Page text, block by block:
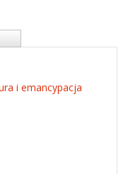
i emancypacja